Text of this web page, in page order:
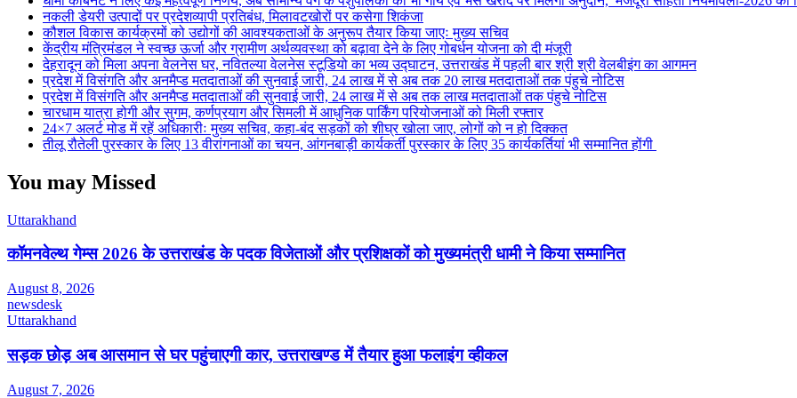
नकली डेयरी उत्पादों पर प्रदेशव्यापी प्रतिबंध, मिलावटखोरों पर कसेगा शिकंजा
कौशल विकास कार्यक्रमों को उद्योगों की आवश्यकताओं के अनुरूप तैयार किया जाएः मुख्य सचिव
केंद्रीय मंत्रिमंडल ने स्वच्छ ऊर्जा और ग्रामीण अर्थव्यवस्था को बढ़ावा देने के लिए गोबर्धन योजना को दी मंजूरी
देहरादून को मिला अपना वेलनेस घर, नवितल्या वेलनेस स्टूडियो का भव्य उद्घाटन, उत्तराखंड में पहली बार श्री श्री वेलबीइंग का आगमन
प्रदेश में विसंगति और अनमैप्ड मतदाताओं की सुनवाई जारी, 24 लाख में से अब तक 20 लाख मतदाताओं तक पंहुचे नोटिस
प्रदेश में विसंगति और अनमैप्ड मतदाताओं की सुनवाई जारी, 24 लाख में से अब तक लाख मतदाताओं तक पंहुचे नोटिस
चारधाम यात्रा होगी और सुगम, कर्णप्रयाग और सिमली में आधुनिक पार्किंग परियोजनाओं को मिली रफ्तार
24×7 अलर्ट मोड में रहें अधिकारीः मुख्य सचिव, कहा-बंद सड़कों को शीघ्र खोला जाए, लोगों को न हो दिक्कत
तीलू रौतेली पुरस्कार के लिए 13 वीरांगनाओं का चयन, आंगनबाड़ी कार्यकर्ती पुरस्कार के लिए 35 कार्यकर्तियां भी सम्मानित होंगी
You may Missed
Uttarakhand
कॉमनवेल्थ गेम्स 2026 के उत्तराखंड के पदक विजेताओं और प्रशिक्षकों को मुख्यमंत्री धामी ने किया सम्मानित
August 8, 2026
newsdesk
Uttarakhand
सड़क छोड़ अब आसमान से घर पहुंचाएगी कार, उत्तराखण्ड में तैयार हुआ फलाइंग व्हीकल
August 7, 2026